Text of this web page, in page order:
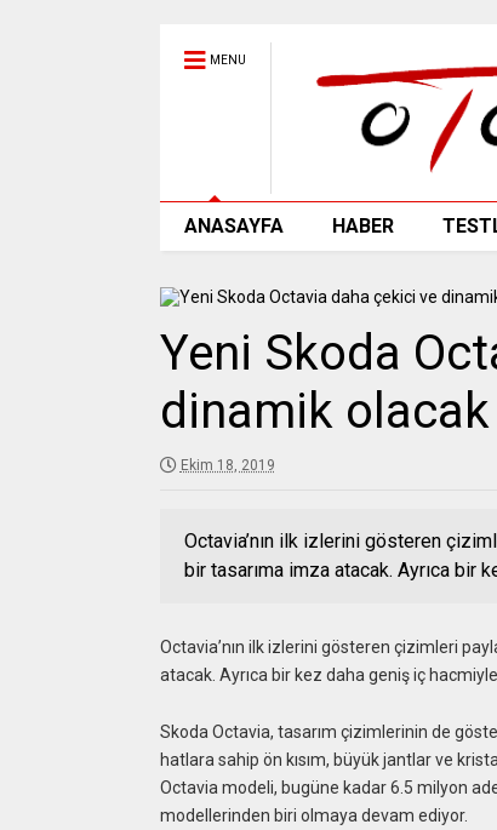
MENU
ANASAYFA HABER
Yeni Skoda
dinamik olacak
Ekim 18, 2019
Octavia’nın ilk izlerini gösteren
bir tasarıma imza atacak. Ayrıca bir
Octavia’nın ilk izlerini gösteren çizimleri
atacak. Ayrıca bir kez daha geniş iç hacmiyle
Skoda Octavia, tasarım çizimlerinin de
hatlara sahip ön kısım, büyük jantlar ve
Octavia modeli, bugüne kadar 6.5 milyon
modellerinden biri olmaya devam ediyor.